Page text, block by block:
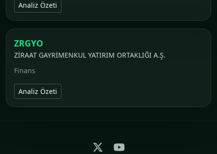
Analiz Özeti
ZRGYO
ZİRAAT GAYRİMENKUL YATIRIM ORTAKLIĞI A.Ş.
Finans
Analiz Özeti